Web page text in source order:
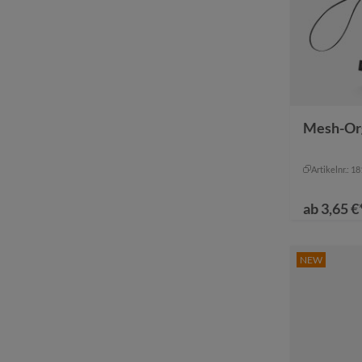
Mesh-
Artikelnr.:
ab3,65
NEW